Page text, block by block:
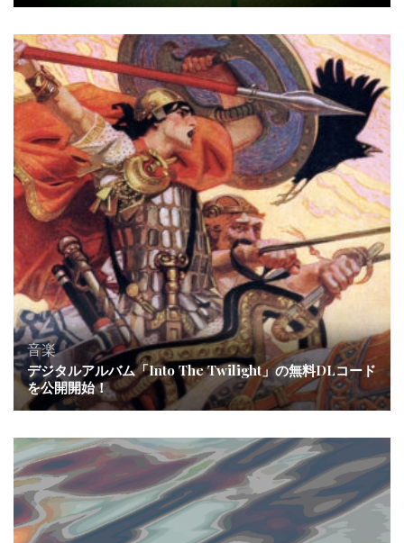
音楽
デジタルアルバム「Into The Twilight」の無料DLコード
を公開開始！